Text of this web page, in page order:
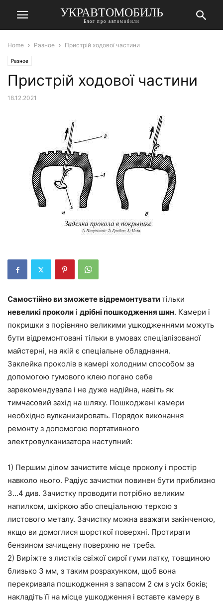
УКРАВТОМОБИЛЬ
Блог про автомобили
Home Разное Пристрій ходової частини
Разное
Пристрій ходової частини
18.12.2021
Самостійно ви зможете відремонтуватитільки
невеликі проколи і дрібні пошкодження шин. Камери і
покришки з порівняно великими ушкодженнями можуть
бути відремонтовані тільки в умовах спеціалізованої
майстерні, на якій є спеціальне обладнання.
Заклейка проколів в камері холодним способом за
допомогою гумового клею погано себе
зарекомендувала і не дуже надійна, навіть як
тимчасовий захід на шляху. Пошкоджені камери
необхідно вулканизировать. Порядок виконання
ремонту з допомогою портативного
электровулканизатора наступний:
1) Першим ділом зачистите місце проколу і простір
навколо нього. Радіус зачистки повинен бути приблизно
3…4 див. Зачистку проводити потрібно великим
напилком, шкіркою або спеціальною теркою з
листового металу. Зачистку можна вважати закінченою,
якщо ви домоглися шорсткої поверхні. Протирати
бензином зачищену поверхню не треба.
2) Виріжте з листків свіжої сирої гуми латку, товщиною
близько 3 мм, з таким розрахунком, щоб вона
перекривала пошкодження з запасом 2 см з усіх боків;
накладіть її на місце ушкодження і вставте камеру в